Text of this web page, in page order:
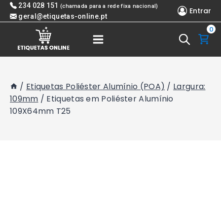
Skip 234 028 151 (chamada para a rede fixa nacional)
geral@etiquetas-online.pt
Entrar
0
/ Etiquetas Poliéster Alumínio (POA) / Largura:
109mm / Etiquetas em Poliéster Alumínio
109X64mm T25